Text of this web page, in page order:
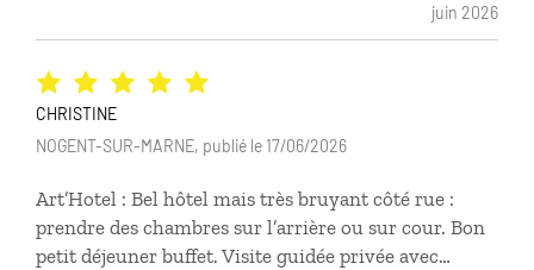
juin 2026
Art’Hotel : Bel hôtel mais très bruyant côté rue :
prendre des chambres sur l’arrière ou sur cour. Bon
petit déjeuner buffet. Visite guidée privée avec
CHRISTINE
NOGENT-SUR-MARNE, publié le 17/06/2026